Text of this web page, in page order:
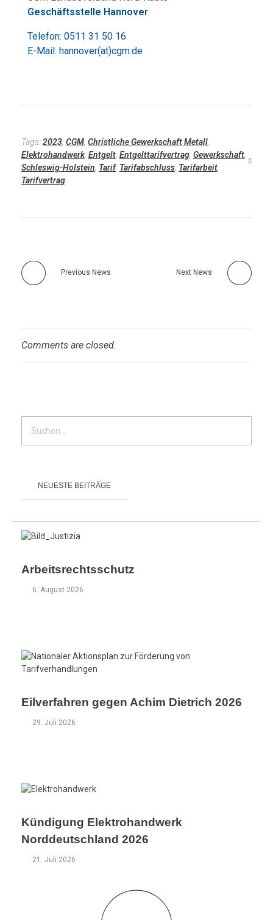
Geschäftsstelle Hannover
Telefon: 0511 31 50 16
E-Mail: hannover(at)cgm.de
Tags:2023, CGM, Christliche Gewerkschaft Metall,
Elektrohandwerk, Entgelt, Entgelttarifvertrag, Gewerkschaft,
Schleswig-Holstein, Tarif, Tarifabschluss, Tarifarbeit,
Tarifvertrag
Previous News Next News
Comments are closed.
NEUESTE BEITRÄGE
Arbeitsrechtsschutz
6. August 2026
Eilverfahren gegen Achim Dietrich 2026
29. Juli 2026
Kündigung Elektrohandwerk
Norddeutschland 2026
21. Juli 2026